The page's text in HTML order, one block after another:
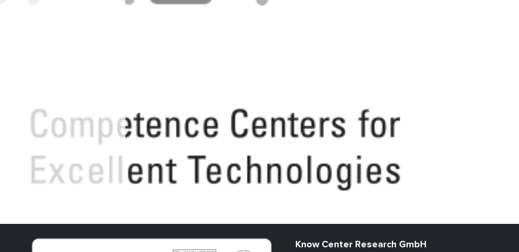
Know Center Research GmbH